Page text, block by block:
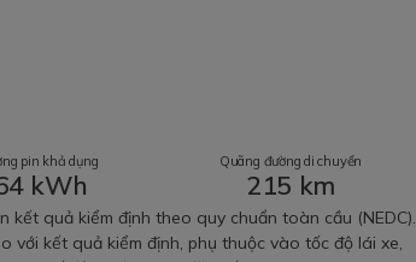
pin khả dụng
kWh
Quãng đường di chuyển
215 km
quả kiểm định theo quy chuẩn toàn cầu (NEDC).
với kết quả kiểm định, phụ thuộc vào tốc độ lái xe,